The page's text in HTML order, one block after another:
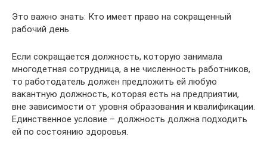
Это важно знать: Кто имеет право на сокращенный
рабочий день
Если сокращается должность, которую занимала
многодетная сотрудница, а не численность работников,
то работодатель должен предложить ей любую
вакантную должность, которая есть на предприятии,
вне зависимости от уровня образования и квалификации.
Единственное условие – должность должна подходить
ей по состоянию здоровья.